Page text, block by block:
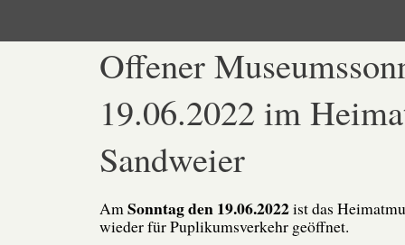
Offener
19.06.2022 im
Sandweier
AmSonntag den 19.06.2022ist das
wieder für Puplikumsverkehr geöffnet.